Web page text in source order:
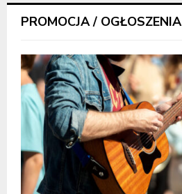
PROMOCJA / OGŁOSZENIA